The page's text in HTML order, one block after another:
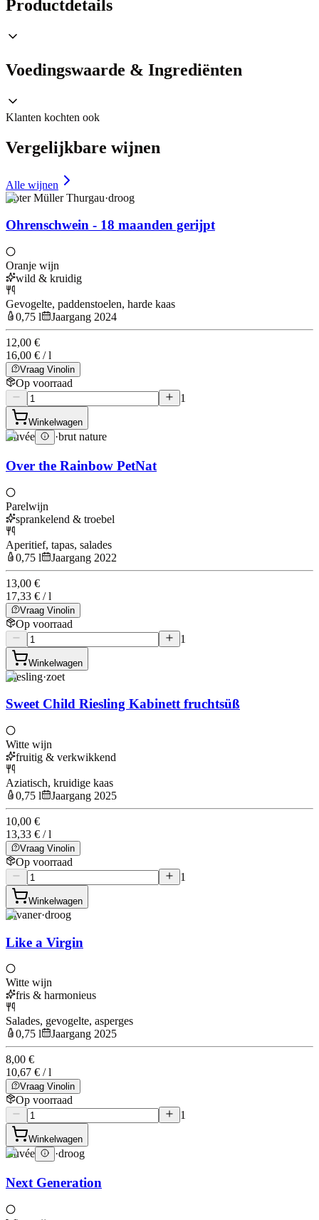
Productdetails
Voedingswaarde & Ingrediënten
Klanten kochten ook
Vergelijkbare wijnen
Alle wijnen
Roter Müller Thurgau·droog
Ohrenschwein - 18 maanden gerijpt
Oranje wijn
wild & kruidig
Gevogelte, paddenstoelen, harde kaas
0,75 l
Jaargang 2024
12,00 €
16,00 € / l
Vraag Vinolin
Op voorraad
1
Winkelwagen
Cuvée ·brut nature
Over the Rainbow PetNat
Parelwijn
sprankelend & troebel
Aperitief, tapas, salades
0,75 l
Jaargang 2022
13,00 €
17,33 € / l
Vraag Vinolin
Op voorraad
1
Winkelwagen
Riesling·zoet
Sweet Child Riesling Kabinett fruchtsüß
Witte wijn
fruitig & verkwikkend
Aziatisch, kruidige kaas
0,75 l
Jaargang 2025
10,00 €
13,33 € / l
Vraag Vinolin
Op voorraad
1
Winkelwagen
Rivaner·droog
Like a Virgin
Witte wijn
fris & harmonieus
Salades, gevogelte, asperges
0,75 l
Jaargang 2025
8,00 €
10,67 € / l
Vraag Vinolin
Op voorraad
1
Winkelwagen
Cuvée ·droog
Next Generation